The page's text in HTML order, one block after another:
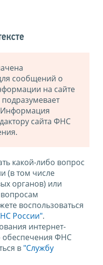
сообщений о
на сайте
Информация
сайта ФНС
какой-либо вопрос
(в том числе
органов) или
воспользоваться
России".
интернет-
обеспечения ФНС
в "Службу